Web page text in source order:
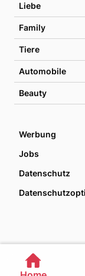
Liebe
Family
Tiere
Automobile
Beauty
Werbung
Jobs
Datenschutz